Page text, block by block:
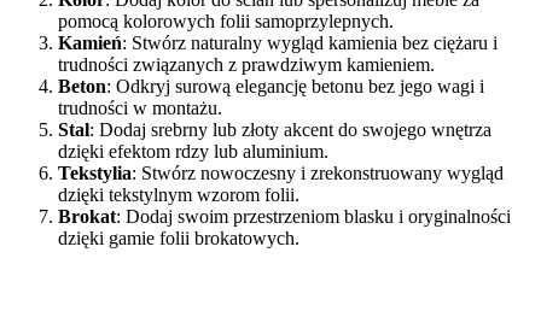
pomocą kolorowych folii samoprzylepnych.
Kamień: Stwórz naturalny wygląd kamienia bez ciężaru i
trudności związanych z prawdziwym kamieniem.
Beton: Odkryj surową elegancję betonu bez jego wagi i
trudności w montażu.
Stal: Dodaj srebrny lub złoty akcent do swojego wnętrza
dzięki efektom rdzy lub aluminium.
Tekstylia: Stwórz nowoczesny i zrekonstruowany wygląd
dzięki tekstylnym wzorom folii.
Brokat: Dodaj swoim przestrzeniom blasku i oryginalności
dzięki gamie folii brokatowych.